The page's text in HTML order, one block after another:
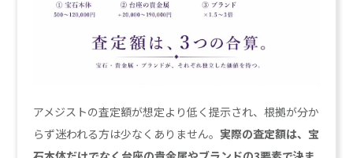
アメジストの査定額が想定より低く提示され、根拠が分か
らず迷われる方は少なくありません。 実際の査定額は、宝